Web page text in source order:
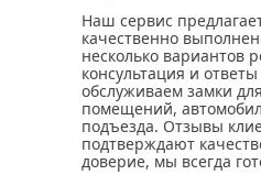
Наш сервис
качественно
несколько вариантов
консультация и
обслуживаем замки
помещений,
подъезда. Отзывы
подтверждают
доверие, мы всегда